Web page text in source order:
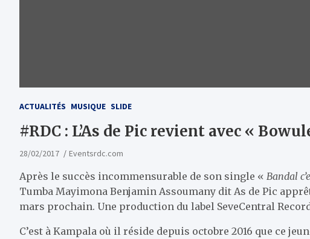
ACTUALITÉS MUSIQUE SLIDE
#RDC : L’As de Pic revient avec «
28/02/2017 Eventsrdc.com
Après le succès incommensurable de son single « Bandal
Tumba Mayimona Benjamin Assoumany dit As de Pic
mars prochain. Une production du label SeveCentral
C’est à Kampala où il réside depuis octobre 2016 que ce